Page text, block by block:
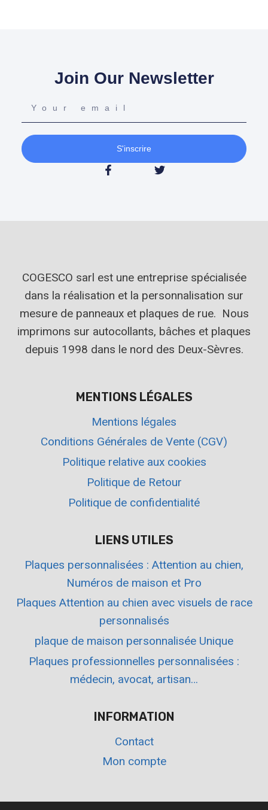
Join Our Newsletter
S'inscrire
COGESCO sarl est une entreprise spécialisée
dans la réalisation et la personnalisation sur
mesure de panneaux et plaques de rue. Nous
imprimons sur autocollants, bâches et plaques
depuis 1998 dans le nord des Deux-Sèvres.
MENTIONS LÉGALES
Mentions légales
Conditions Générales de Vente (CGV)
Politique relative aux cookies
Politique de Retour
Politique de confidentialité
LIENS UTILES
Plaques personnalisées : Attention au chien,
Numéros de maison et Pro
Plaques Attention au chien avec visuels de race
personnalisés
plaque de maison personnalisée Unique
Plaques professionnelles personnalisées :
médecin, avocat, artisan…
INFORMATION
Contact
Mon compte